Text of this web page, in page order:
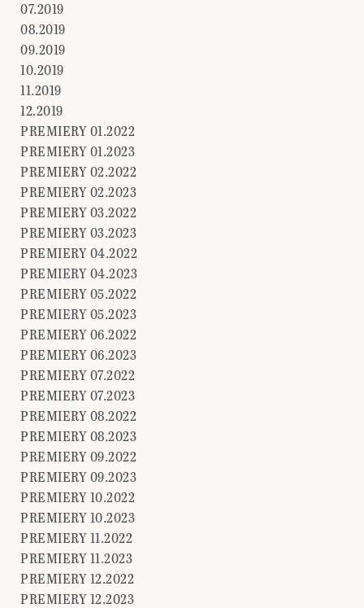
07.2019
08.2019
09.2019
10.2019
11.2019
12.2019
PREMIERY 01.2022
PREMIERY 01.2023
PREMIERY 02.2022
PREMIERY 02.2023
PREMIERY 03.2022
PREMIERY 03.2023
PREMIERY 04.2022
PREMIERY 04.2023
PREMIERY 05.2022
PREMIERY 05.2023
PREMIERY 06.2022
PREMIERY 06.2023
PREMIERY 07.2022
PREMIERY 07.2023
PREMIERY 08.2022
PREMIERY 08.2023
PREMIERY 09.2022
PREMIERY 09.2023
PREMIERY 10.2022
PREMIERY 10.2023
PREMIERY 11.2022
PREMIERY 11.2023
PREMIERY 12.2022
PREMIERY 12.2023